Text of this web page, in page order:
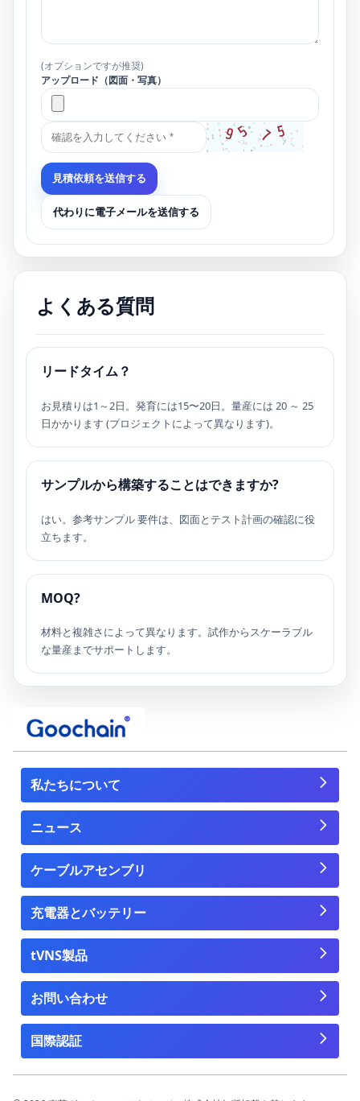
(オプションですが推奨)
アップロード（図面・写真）
見積依頼を送信する
代わりに電子メールを送信する
よくある質問
リードタイム？
お見積りは1～2日。発育には15〜20日。量産には 20 ～ 25
日かかります (プロジェクトによって異なります)。
サンプルから構築することはできますか?
はい。参考サンプル 要件は、図面とテスト計画の確認に役
立ちます。
MOQ?
材料と複雑さによって異なります。試作からスケーラブル
な量産までサポートします。
私たちについて
ニュース
ケーブルアセンブリ
充電器とバッテリー
tVNS製品
お問い合わせ
国際認証